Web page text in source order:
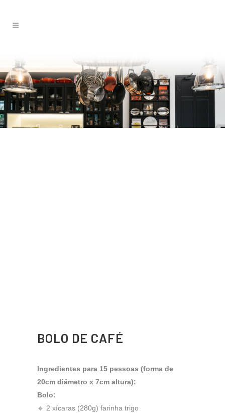
BOLO DE CAFÉ
Ingredientes para 15 pessoas (forma de
20cm diâmetro x 7cm altura):
Bolo:
🔸 2 xícaras (280g) farinha trigo